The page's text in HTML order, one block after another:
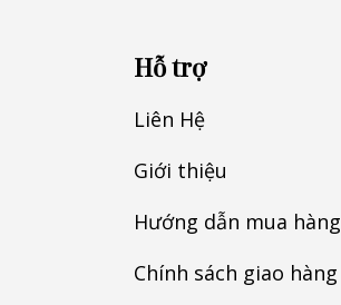
Hỗ trợ
Liên Hệ
Giới thiệu
Hướng dẫn mua hàng
Chính sách giao hàng